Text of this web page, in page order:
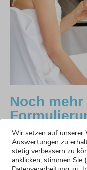
Noch
Konservativer
Mehr erfahren »
Hochzeitsrede
Wir setzen auf unserer
Auswertungen zu
stetig verbessern zu
anklicken, stimmen Sie